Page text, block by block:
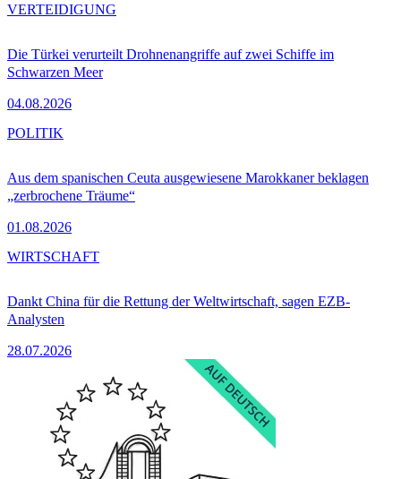
Die Türkei verurteilt Drohnenangriffe auf zwei Schiffe im
Schwarzen Meer
04.08.2026
VERTEIDIGUNG
Aus dem spanischen Ceuta ausgewiesene Marokkaner beklagen
„zerbrochene Träume“
01.08.2026
POLITIK
Dankt China für die Rettung der Weltwirtschaft, sagen EZB-
Analysten
28.07.2026
WIRTSCHAFT